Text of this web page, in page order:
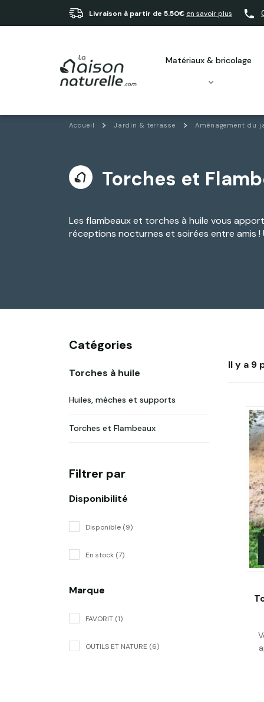
Livraison à partir de 5.50€ en savoir plus
matériaux & bricolage
Accueil Jardin & terrasse Aménagement du
Torches et
Les flambeaux et torches à huile vous
réceptions nocturnes et soirées entre amis
Catégories
Torches à huile
Huiles, mèches et supports
Torches et Flambeaux
Filtrer par
Disponibilité
Disponible (9)
En stock (7)
Marque
FAVORIT (1)
OUTILS ET NATURE (6)
Il y a 9